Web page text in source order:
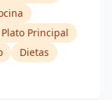
Plato Principal
Dietas